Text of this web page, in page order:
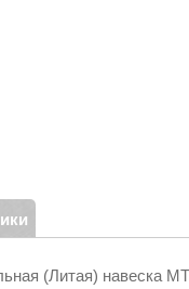
(Литая) навеска